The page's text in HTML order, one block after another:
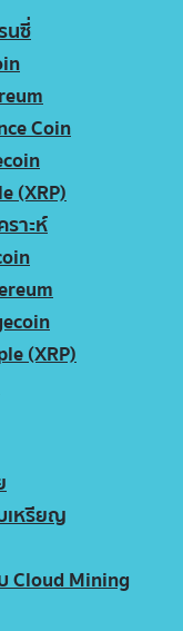
นซี่
Coin
(XRP)
ราะห์
(XRP)
เหรียญ
Cloud Mining